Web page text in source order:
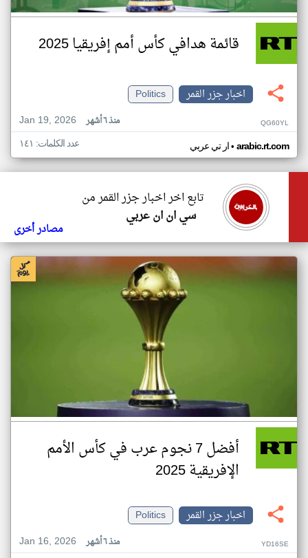
قائمة هدافي كأس أمم إفريقيا 2025
اخبار جزر القمر
Politics
Jan 19, 2026
منذ ٦ أشهر QG60YL
ار تي عربي• arabic.rt.com عدد الكلمات: ١٤١
تابع اخر اخبار جزر القمر من
سي ان ان عربي
مصادر أخرى
أفضل 7 نجوم عرب في كأس الأمم
الإفريقية 2025
اخبار جزر القمر
Politics
Jan 16, 2026
منذ ٦ أشهر YD16SE